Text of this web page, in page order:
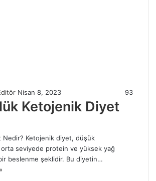
Nisan 8, 2023 93
Ketojenik Diyet
Nedir? Ketojenik diyet, düşük
orta seviyede protein ve yüksek yağ
beslenme şeklidir. Bu diyetin…